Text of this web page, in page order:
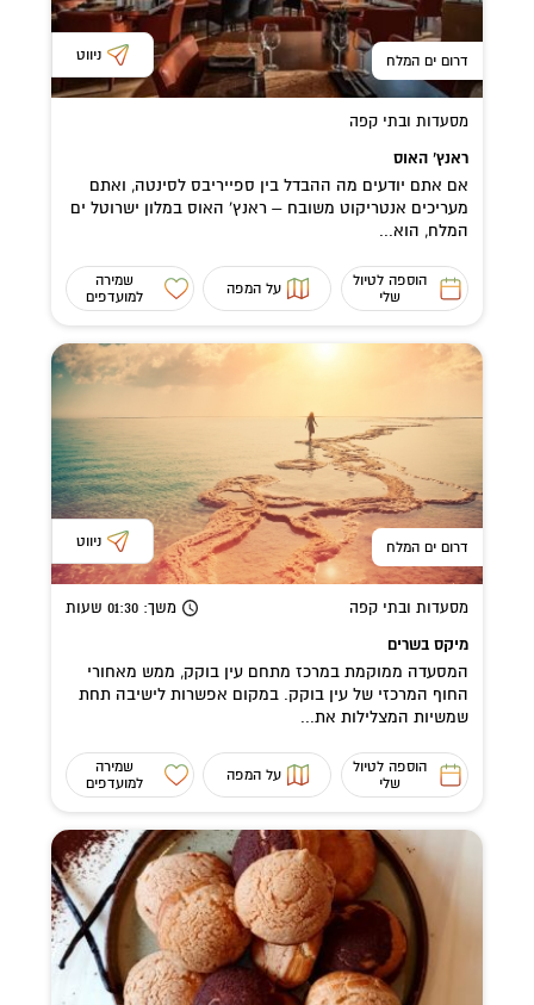
דרום ים המלח ניווט
מסעדות ובתי קפה
ראנץ’ האוס
אם אתם יודעים מה ההבדל בין ספייריבס לסינטה, ואתם
מעריכים אנטריקוט משובח – ראנץ’ האוס במלון ישרוטל ים
המלח, הוא...
הוספה לטיול
שלי
על המפה
שמירה
למועדפים
דרום ים המלח ניווט
מסעדות ובתי קפה משך: 01:30 שעות
מיקס בשרים
המסעדה ממוקמת במרכז מתחם עין בוקק, ממש מאחורי
החוף המרכזי של עין בוקק. במקום אפשרות לישיבה תחת
שמשיות המצלילות את...
הוספה לטיול
שלי
על המפה
שמירה
למועדפים